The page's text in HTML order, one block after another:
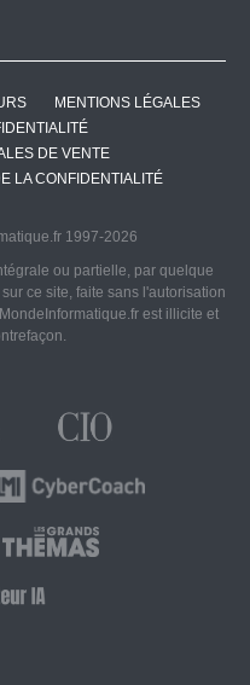
MENTIONS LÉGALES
DE VENTE
LA CONFIDENTIALITÉ
1997-2026
ou partielle, par quelque
ce site, faite sans l'autorisation
est illicite et